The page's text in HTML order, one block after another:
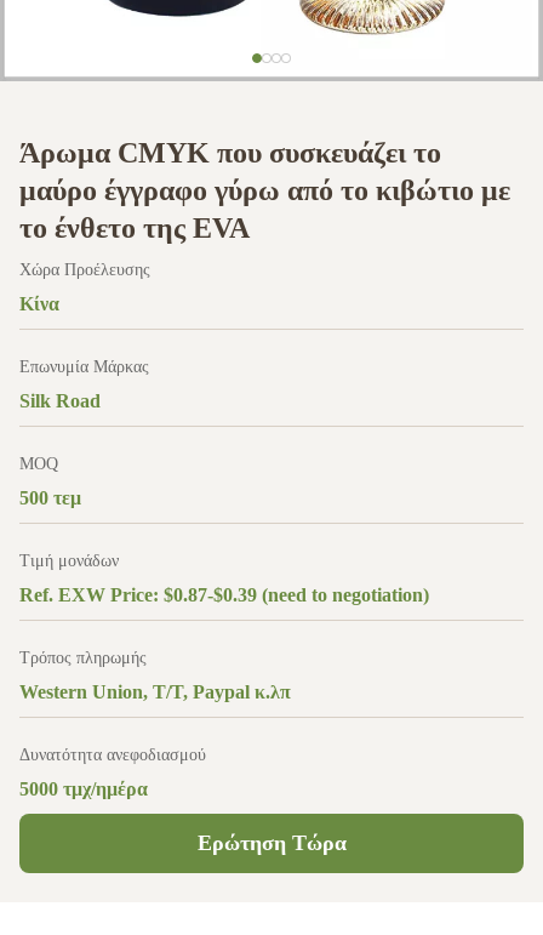
Άρωμα CMYK που συσκευάζει το
μαύρο έγγραφο γύρω από το κιβώτιο με
το ένθετο της EVA
Χώρα Προέλευσης
Κίνα
Επωνυμία Μάρκας
Silk Road
MOQ
500 τεμ
Τιμή μονάδων
Ref. EXW Price: $0.87-$0.39 (need to negotiation)
Τρόπος πληρωμής
Western Union, T/T, Paypal κ.λπ
Δυνατότητα ανεφοδιασμού
5000 τμχ/ημέρα
Ερώτηση Τώρα